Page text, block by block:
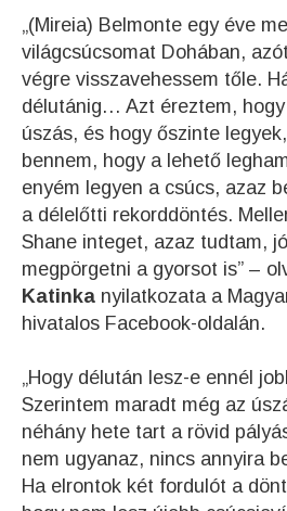
„(Mireia) Belmonte egy éve
világcsúcsomat Dohában,
végre visszavehessem tőle.
délutánig… Azt éreztem,
úszás, és hogy őszinte
bennem, hogy a lehető
enyém legyen a csúcs, azaz
a délelőtti rekorddöntés.
Shane integet, azaz tudtam,
megpörgetni a gyorsot is” –
Katinka nyilatkozata a
hivatalos Facebook-oldalán.
„Hogy délután lesz-e ennél
Szerintem maradt még az
néhány hete tart a rövid
nem ugyanaz, nincs annyira
Ha elrontok két fordulót a